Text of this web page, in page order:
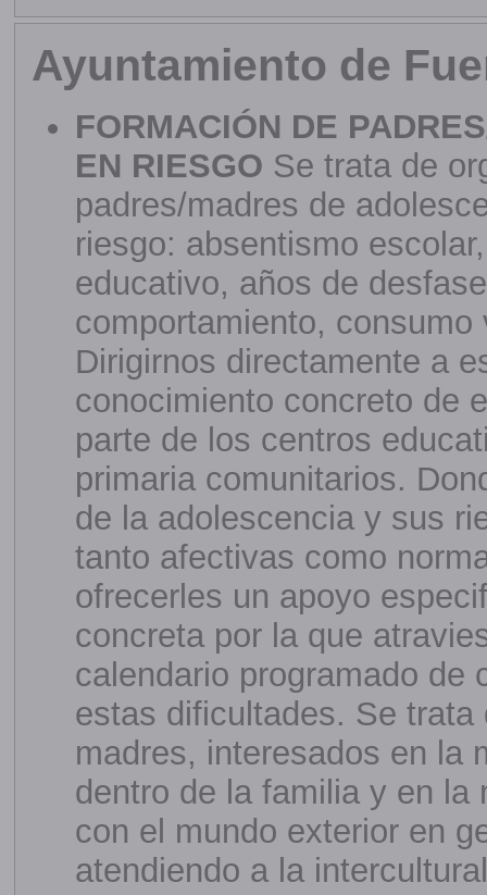
Ayuntamiento de
FORMACIÓN DE
EN RIESGO Se trata de
padres/madres de
riesgo: absentismo
educativo, años de
comportamiento,
Dirigirnos directamente a
conocimiento concreto de
parte de los centros
primaria comunitarios.
de la adolescencia y sus
tanto afectivas como
ofrecerles un apoyo
concreta por la que
calendario programado de
estas dificultades. Se
madres, interesados en la
dentro de la familia y en la
con el mundo exterior en
atendiendo a la